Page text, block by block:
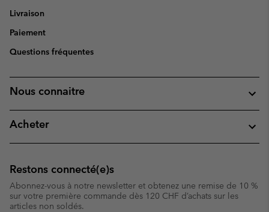
Livraison
Paiement
Questions fréquentes
Nous connaitre
Acheter
Restons connecté(e)s
Abonnez-vous à notre newsletter et obtenez une remise de 10 %
sur votre première commande dès 120 CHF d’achats sur les
articles non soldés.